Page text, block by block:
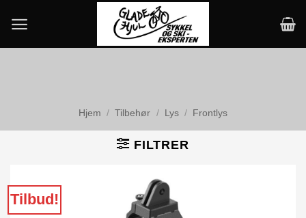
content
Hjem / Tilbehør / Lys / Frontlys
FILTRER
Tilbud!